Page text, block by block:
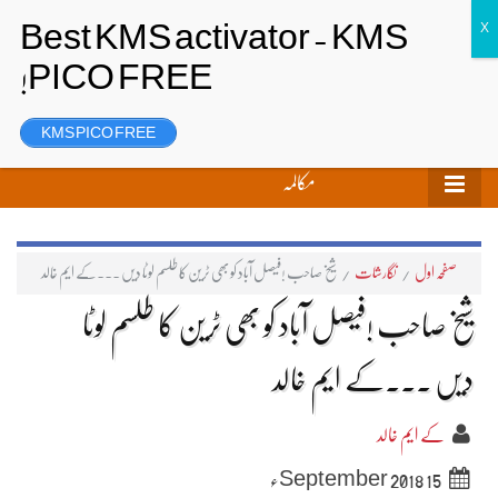
رجسٹر
مکالمہ
صفحہ اول / نگارشات / شیخ صاحب !فیصل آباد کو بھی ٹرین کا طلسم لوٹا دیں ۔۔۔کے ایم خالد
شیخ صاحب !فیصل آباد کو بھی ٹرین کا طلسم لوٹا
دیں ۔۔۔کے ایم خالد
کے ایم خالد
15 September 2018ء
KMS PICO FREE